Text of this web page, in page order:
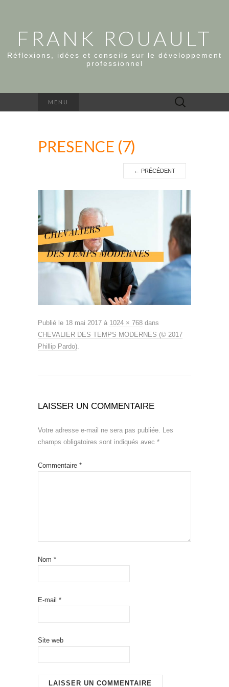
FRANK ROUAULT
Réflexions, idées et conseils sur le développement
professionnel
MENU Rechercher :
PRESENCE (7)
← PRÉCÉDENT
Publié le 18 mai 2017 à 1024 × 768 dans
CHEVALIER DES TEMPS MODERNES (© 2017
Phillip Pardo).
LAISSER UN COMMENTAIRE
Votre adresse e-mail ne sera pas publiée. Les
champs obligatoires sont indiqués avec *
Commentaire *
Nom *
E-mail *
Site web